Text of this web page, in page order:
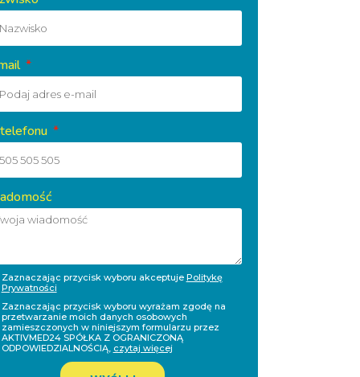
Zaznaczając przycisk wyboru akceptuje Politykę
Prywatności
Zaznaczając przycisk wyboru wyrażam zgodę na
przetwarzanie moich danych osobowych
zamieszczonych w niniejszym formularzu przez
AKTIVMED24 SPÓŁKA Z OGRANICZONĄ
ODPOWIEDZIALNOŚCIĄ, czytaj więcej